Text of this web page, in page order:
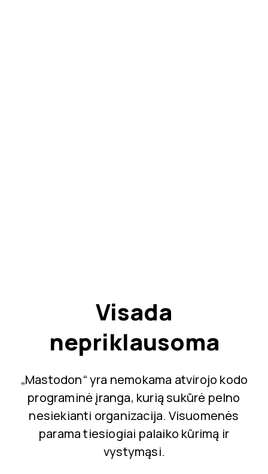
Visada
nepriklausoma
„Mastodon“ yra nemokama atvirojo kodo
programinė įranga, kurią sukūrė pelno
nesiekianti organizacija. Visuomenės
parama tiesiogiai palaiko kūrimą ir
vystymąsi.